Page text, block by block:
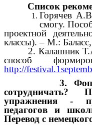
Список
Горячев
смогу.
проектной
классы). – М.:
2. Калашник Т.А.
способ
http://
3. Фопель
сотрудничать?
упражнения -
педагогов и
Перевод с